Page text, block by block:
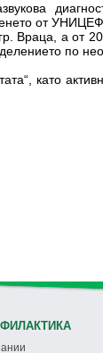
от УНИЦЕФ.
Враца, а от
по
като